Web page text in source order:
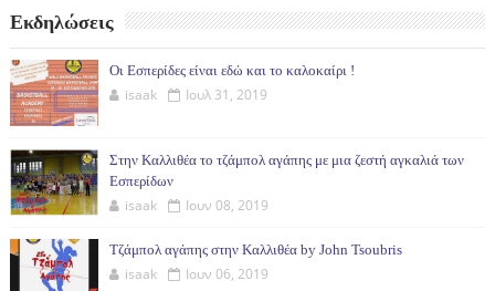
Εκδηλώσεις
Οι Εσπερίδες είναι εδώ και το καλοκαίρι !
isaak Ιουλ 31, 2019
Στην Καλλιθέα το τζάμπολ αγάπης με μια ζεστή αγκαλιά των
Εσπερίδων
isaak Ιουν 08, 2019
Τζάμπολ αγάπης στην Καλλιθέα by John Tsoubris
isaak Ιουν 06, 2019